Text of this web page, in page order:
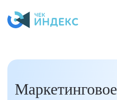
Skip to main content
Маркетинговое